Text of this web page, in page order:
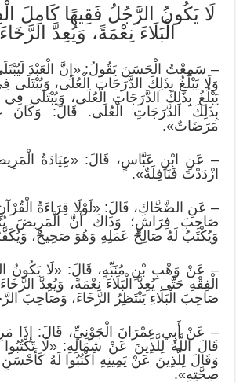
لَا يَكُونُ الرَّجُلُ فَقِيهًا كَامِلَ
الْبَلَاءَ نِعْمَةً، وَيُعِدَّ
– سَمِعْتُ الْحَسَنَ يَقُولُ: «إِنَّ الْعَبْدَ
وَلَا يَبْلُغُ بِذَلِكَ الدَّرَجَاتِ الْعُلَى، وَيُبْتَلَى
يَبْلُغُ بِذَلِكَ الدَّرَجَاتِ الْعُلَى، وَيُبْتَلَى فِي
بِذَلِكَ الدَّرَجَاتِ الْعُلَى. قَالَ: وَكَانَ
مَرَضَاتٌ».
– عَنِ ابْنِ عَبَّاسٍ، قَالَ: «عِيَادَةُ
ازْدَدْتَ فَنَافِلَةٌ».
– عَنِ الضَّحَّاكِ، قَالَ: «لَوْلَا قِرَاءَةُ
صَاحِبَ فِرَاشٍ؛ وَذَاكَ أَنَّ الْمَرِيضَ
وَيُكْتَبُ لَهُ صَالِحُ عَمَلِهِ وَهُوَ صَحِيحٌ،
– عَنْ وَهْبِ بْنِ مُنَبِّهٍ، قَالَ: «لَا يَكُونُ
الْفِقْهِ حَتَّى يُعِدَّ الْبَلَاءَ نِعْمَةً، وَيُعِدَّ
صَاحِبَ الْبَلَاءِ يَنْتَظِرُ الرَّخَاءَ، وَصَاحِبَ
– عَنْ أَبِي عِمْرَانَ الْجَوْنِيِّ، قَالَ: إِذَا
قَالَ اللَّهُ لِلَّذِينَ عَنْ شِمَالِهِ: «لَا
وَقَالَ لِلَّذِينَ عَنْ يَمِينِهِ اكْتُبُوا لَهُ
صِحَّتِهِ».